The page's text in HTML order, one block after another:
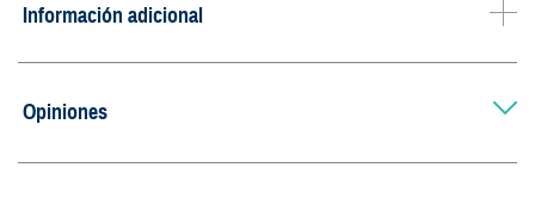
Información adicional
Opiniones